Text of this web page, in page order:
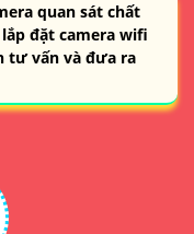
quan sát chất
đặt camera wifi
tư vấn và đưa ra